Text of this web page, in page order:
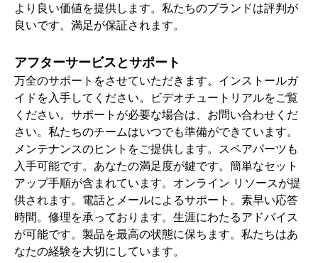
より良い価値を提供します。私たちのブランドは評判が
良いです。満足が保証されます。
アフターサービスとサポート
万全のサポートをさせていただきます。インストールガ
イドを入手してください。ビデオチュートリアルをご覧
ください。サポートが必要な場合は、お問い合わせくだ
さい。私たちのチームはいつでも準備ができています。
メンテナンスのヒントをご提供します。スペアパーツも
入手可能です。あなたの満足度が鍵です。簡単なセット
アップ手順が含まれています。オンライン リソースが提
供されます。電話とメールによるサポート。素早い応答
時間。修理を承っております。生涯にわたるアドバイス
が可能です。製品を最高の状態に保ちます。私たちはあ
なたの経験を大切にしています。